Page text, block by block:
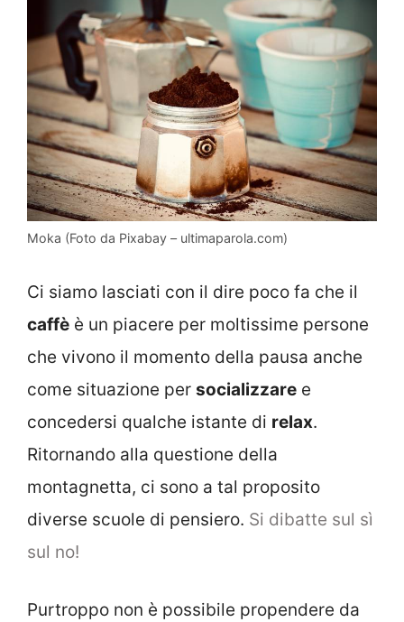
Moka (Foto da Pixabay – ultimaparola.com)
Ci siamo lasciati con il dire poco fa che il
caffè è un piacere per moltissime persone
che vivono il momento della pausa anche
come situazione per socializzare e
concedersi qualche istante di relax.
Ritornando alla questione della
montagnetta, ci sono a tal proposito
diverse scuole di pensiero. Si dibatte sul sì
sul no!
Purtroppo non è possibile propendere da